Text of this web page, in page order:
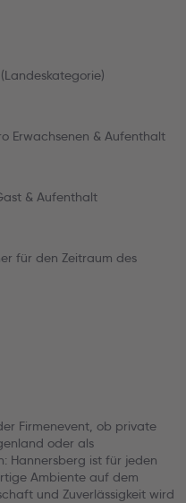
Erwachsenen & Aufenthalt
& Aufenthalt
für den Zeitraum des
Firmenevent, ob private
oder als
Hannersberg ist für jeden
Ambiente auf dem
und Zuverlässigkeit wird